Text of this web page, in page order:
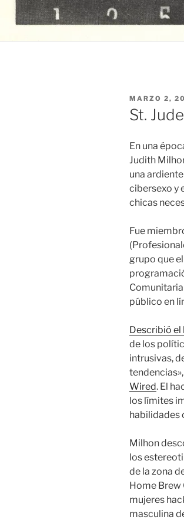
PUBLICADO
EL
MARZO 2,
St.
En una
Judith
una
cibersexo y
chicas
Fue
grupo que
público en
Describió el
de los
intrusivas,
Wired. El
los límites
habilidades
Milhon
los
de la zona
Home Brew
mujeres
masculina